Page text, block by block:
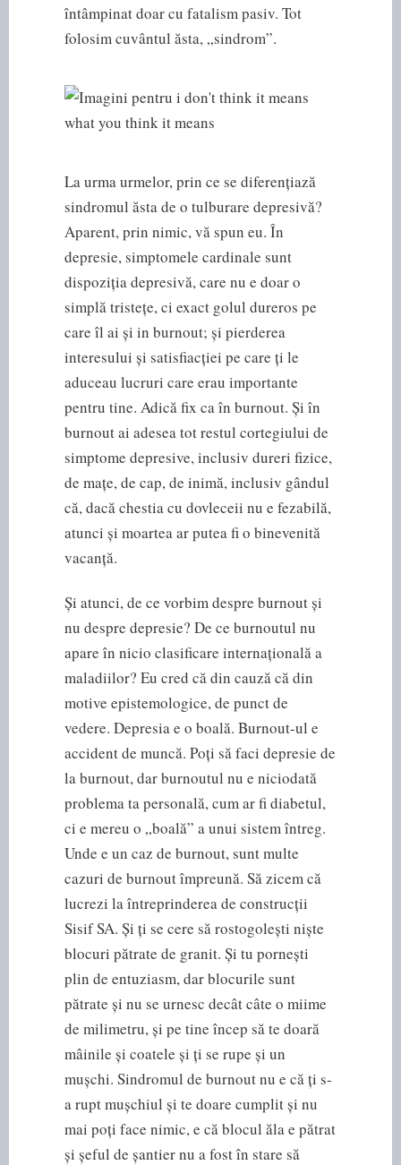
întâmpinat doar cu fatalism pasiv. Tot
folosim cuvântul ăsta, „sindrom”.
La urma urmelor, prin ce se diferențiază
sindromul ăsta de o tulburare depresivă?
Aparent, prin nimic, vă spun eu. În
depresie, simptomele cardinale sunt
dispoziția depresivă, care nu e doar o
simplă tristețe, ci exact golul dureros pe
care îl ai și in burnout; și pierderea
interesului și satisfiacției pe care ți le
aduceau lucruri care erau importante
pentru tine. Adică fix ca în burnout. Și în
burnout ai adesea tot restul cortegiului de
simptome depresive, inclusiv dureri fizice,
de mațe, de cap, de inimă, inclusiv gândul
că, dacă chestia cu dovleceii nu e fezabilă,
atunci și moartea ar putea fi o binevenită
vacanță.
Și atunci, de ce vorbim despre burnout și
nu despre depresie? De ce burnoutul nu
apare în nicio clasificare internațională a
maladiilor? Eu cred că din cauză că din
motive epistemologice, de punct de
vedere. Depresia e o boală. Burnout-ul e
accident de muncă. Poți să faci depresie de
la burnout, dar burnoutul nu e niciodată
problema ta personală, cum ar fi diabetul,
ci e mereu o „boală” a unui sistem întreg.
Unde e un caz de burnout, sunt multe
cazuri de burnout împreună. Să zicem că
lucrezi la întreprinderea de construcții
Sisif SA. Și ți se cere să rostogolești niște
blocuri pătrate de granit. Și tu pornești
plin de entuziasm, dar blocurile sunt
pătrate și nu se urnesc decât câte o miime
de milimetru, și pe tine încep să te doară
mâinile și coatele și ți se rupe și un
mușchi. Sindromul de burnout nu e că ți s-
a rupt mușchiul și te doare cumplit și nu
mai poți face nimic, e că blocul ăla e pătrat
și șeful de șantier nu a fost în stare să